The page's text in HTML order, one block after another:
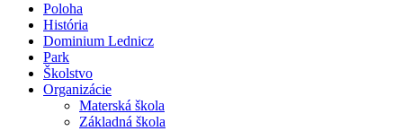
Poloha
História
Dominium Lednicz
Park
Školstvo
Organizácie
Materská škola
Základná škola